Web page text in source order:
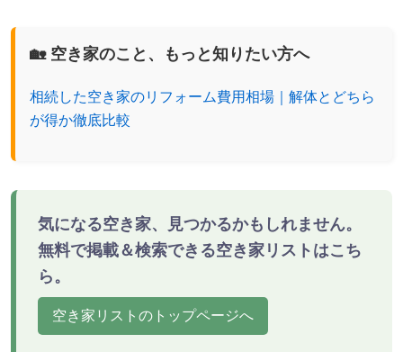
🏡 空き家のこと、もっと知りたい方へ
相続した空き家のリフォーム費用相場｜解体とどちら
が得か徹底比較
気になる空き家、見つかるかもしれません。
無料で掲載＆検索できる空き家リストはこち
ら。
空き家リストのトップページへ